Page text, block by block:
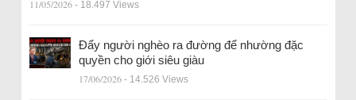
11/05/2026 - 18.497 Views
Đẩy người nghèo ra đường để nhường đặc
quyền cho giới siêu giàu
17/06/2026 - 14.526 Views